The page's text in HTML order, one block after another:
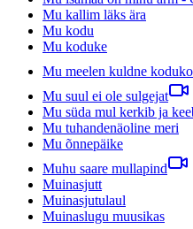
Mu kallim läks ära
Mu kodu
Mu koduke
Mu meelen kuldne
Mu suul ei ole sulgejat
Mu süda mul kerkib ja
Mu tuhandenäoline meri
Mu õnnepäike
Muhu saare mullapind
Muinasjutt
Muinasjutulaul
Muinaslugu muusikas